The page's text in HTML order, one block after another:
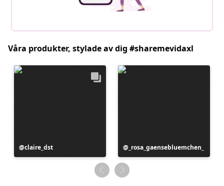
Våra produkter, stylade av dig #sharemevidaxl
Inlägg
publicerat
claire_dst
Inlägg
publicerat
av
_rosa_gaensebluemchen_